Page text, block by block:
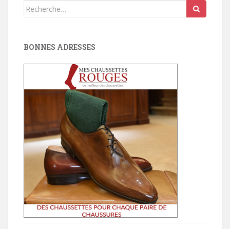
Search
BONNES ADRESSES